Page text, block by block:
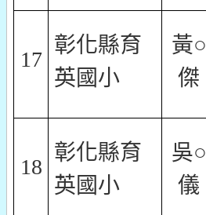
17
彰化縣育
英國小
黃○
傑
18
彰化縣育
英國小
吳○
儀